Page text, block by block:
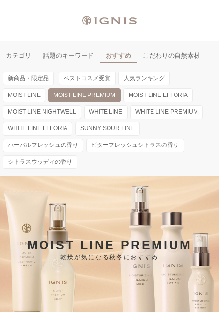
カテゴリ 話題のキーワード おすすめ こだわりの自然素材
新商品・限定品 ベストコスメ受賞 人気ランキング
MOIST LINE MOIST LINE PREMIUM MOIST LINE EFFORIA
MOIST LINE NIGHTWELL WHITE LINE WHITE LINE PREMIUM
WHITE LINE EFFORIA SUNNY SOUR LINE
ハーバルフレッシュの香り ビターフレッシュシトラスの香り
シトラスウッディの香り
MOIST LINE PREMIUM
乾燥が気になる秋冬におすすめ